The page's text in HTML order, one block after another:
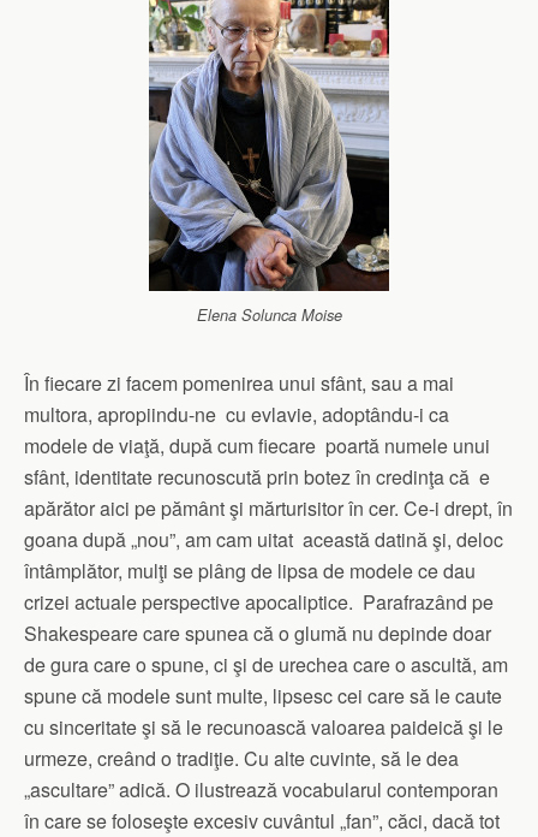
Elena Solunca Moise
În fiecare zi facem pomenirea unui sfânt, sau a mai
multora, apropiindu-ne cu evlavie, adoptându-i ca
modele de viaţă, după cum fiecare poartă numele unui
sfânt, identitate recunoscută prin botez în credinţa că e
apărător aici pe pământ şi mărturisitor în cer. Ce-i drept, în
goana după „nou”, am cam uitat această datină şi, deloc
întâmplător, mulţi se plâng de lipsa de modele ce dau
crizei actuale perspective apocaliptice. Parafrazând pe
Shakespeare care spunea că o glumă nu depinde doar
de gura care o spune, ci şi de urechea care o ascultă, am
spune că modele sunt multe, lipsesc cei care să le caute
cu sinceritate şi să le recunoască valoarea paideică şi le
urmeze, creând o tradiţie. Cu alte cuvinte, să le dea
„ascultare” adică. O ilustrează vocabularul contemporan
în care se foloseşte excesiv cuvântul „fan”, căci, dacă tot